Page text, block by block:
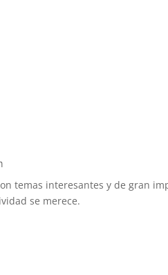
temas interesantes y de gran
se merece.